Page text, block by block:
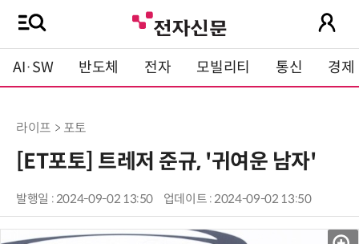
AI·SW 반도체 전자 모빌리티 통신 경제
라이프 > 포토
[ET포토] 트레저 준규, '귀여운 남자'
발행일 : 2024-09-02 13:50 업데이트 : 2024-09-02 13:50